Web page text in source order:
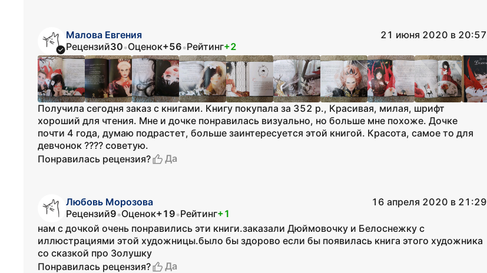
Малова Евгения
21 июня 2020 в 20:57
Рецензий30•Оценок+56•Рейтинг+2
Получила сегодня заказ с книгами. Книгу покупала за 352 р., Красивая, милая, шрифт
хороший для чтения. Мне и дочке понравилась визуально, но больше мне похоже. Дочке
почти 4 года, думаю подрастет, больше заинтересуется этой книгой. Красота, самое то для
девчонок ???? советую.
Понравилась рецензия?
Да
Любовь Морозова
16 апреля 2020 в 21:29
Рецензий9•Оценок+19•Рейтинг+1
нам с дочкой очень понравились эти книги.заказали Дюймовочку и Белоснежку с
иллюстрациями этой художницы.было бы здорово если бы появилась книга этого художника
со сказкой про Золушку
Понравилась рецензия?
Да